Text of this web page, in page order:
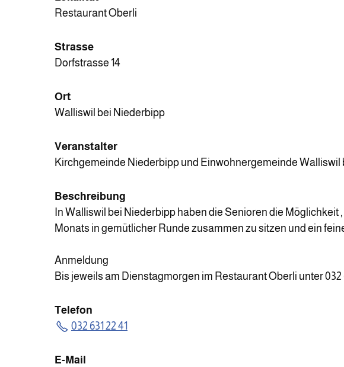
Restaurant Oberli
Strasse
Dorfstrasse 14
Ort
Walliswil bei Niederbipp
Veranstalter
Kirchgemeinde Niederbipp und Einwohnergemeinde Walliswil
Beschreibung
In Walliswil bei Niederbipp haben die Senioren die Möglichkeit
Monats in gemütlicher Runde zusammen zu sitzen und ein
Anmeldung
Bis jeweils am Dienstagmorgen im Restaurant Oberli unter 032
Telefon
032 631 22 41
E-Mail